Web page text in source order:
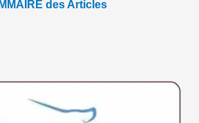
des Articles